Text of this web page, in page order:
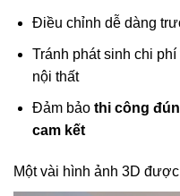
Điều chỉnh dễ dàng
Tránh phát sinh chi
nội thất
Đảm bảo thi công
cam kết
Một vài hình ảnh 3D